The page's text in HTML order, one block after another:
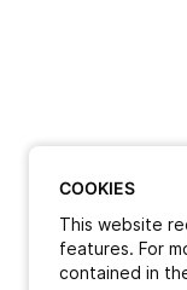
COOKIES
This website
features. For
contained in